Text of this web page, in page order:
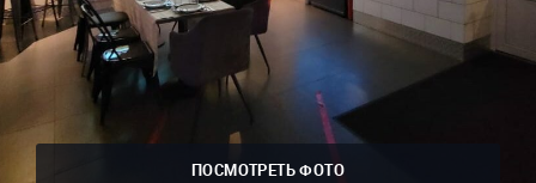
ПОСМОТРЕТЬ ФОТО